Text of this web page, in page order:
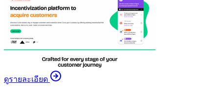
ดูรายละเอียด